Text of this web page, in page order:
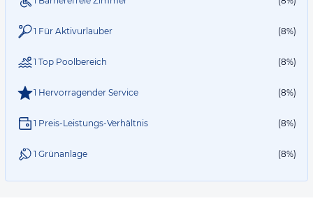
1 Für Aktivurlauber (8%)
1 Top Poolbereich (8%)
1 Hervorragender Service (8%)
1 Preis-Leistungs-Verhältnis (8%)
1 Grünanlage (8%)